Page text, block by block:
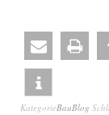
KategorieBauBlog